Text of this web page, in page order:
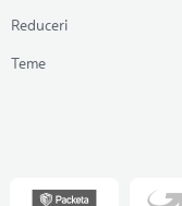
Reduceri
Teme